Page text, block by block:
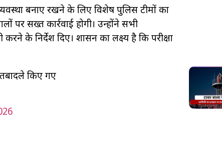
बनाए रखने के लिए विशेष पुलिस टीमों का
पर सख्त कार्रवाई होगी। उन्होंने सभी
के निर्देश दिए। प्रशासन का लक्ष्य है कि परीक्षा
किए गए